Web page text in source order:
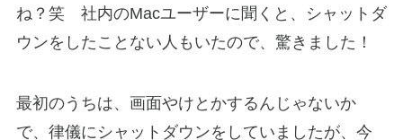
ね？笑 社内のMacユーザーに聞くと、シャットダ
ウンをしたことない人もいたので、驚きました！
最初のうちは、画面やけとかするんじゃないか
で、律儀にシャットダウンをしていましたが、今